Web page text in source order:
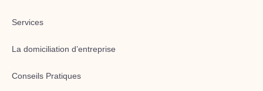
Services
La domiciliation d’entreprise
Conseils Pratiques